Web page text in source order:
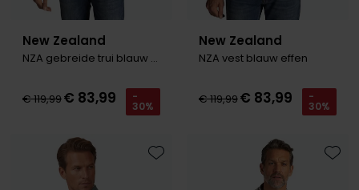
New Zealand
NZA gebreide trui blauw groen
€ 119,99€ 83,99 -
30%
New Zealand
NZA vest blauw effen
€ 119,99€ 83,99 -
30%
Toevoegen aan favorieten